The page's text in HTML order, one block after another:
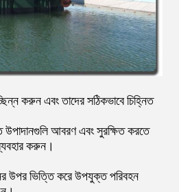
করুন এবং তাদের সঠিকভাবে চিহ্নিত
উপাদানগুলি আবরণ এবং সুরক্ষিত করতে
করুন।
উপর ভিত্তি করে উপযুক্ত পরিবহন